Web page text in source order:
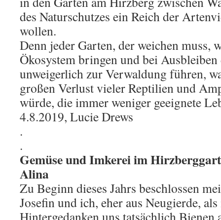
des Naturschutzes ein Reich der
wollen.
Denn jeder Garten, der weichen muss,
Ökosystem bringen und bei
unweigerlich zur Verwaldung führen,
großen Verlust vieler Reptilien und
würde, die immer weniger geeignete
4.8.2019, Lucie Drews
.
.
Gemüse und Imkerei im
Alina
Zu Beginn dieses Jahrs beschlossen
Josefin und ich, eher aus Neugierde,
Hintergedanken uns tatsächlich Bienen